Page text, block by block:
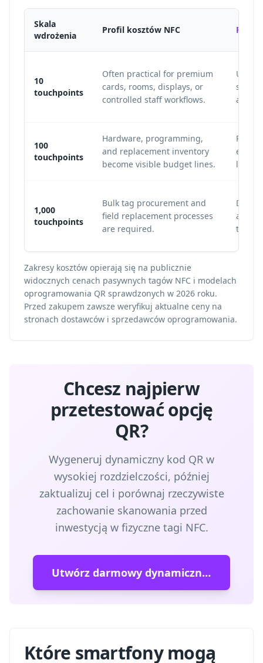
Skala
wdrożenia
Profil kosztów NFC Profil
10
touchpoints
Often practical for premium
cards, rooms, displays, or
controlled staff workflows.
assets.
100
touchpoints
Hardware, programming,
and replacement inventory
become visible budget lines.
1,000
touchpoints
Bulk tag procurement and
field replacement processes
are required.
than
Zakresy kosztów opierają się na publicznie
widocznych cenach pasywnych tagów NFC i modelach
oprogramowania QR sprawdzonych w 2026 roku.
Przed zakupem zawsze weryfikuj aktualne ceny na
stronach dostawców i sprzedawców oprogramowania.
Chcesz najpierw
przetestować opcję
QR?
Wygeneruj dynamiczny kod QR w
wysokiej rozdzielczości, później
zaktualizuj cel i porównaj rzeczywiste
zachowanie skanowania przed
inwestycją w fizyczne tagi NFC.
Utwórz darmowy dynamiczny kod QR
Które smartfony mogą